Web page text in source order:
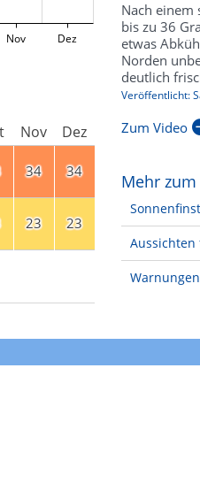
Nov Dez
Nov Dez
34 34
23 23
Nach einem
bis zu 36
etwas
Norden
deutlich
Veröffentlicht:
Zum Video
Mehr
Aussichten